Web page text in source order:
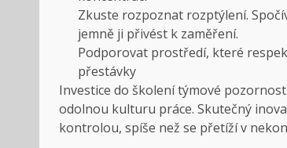
Zkuste rozpoznat rozptýlení.
jemně ji přivést k zaměření.
Podporovat prostředí, které
přestávky
Investice do školení týmové
odolnou kulturu práce. Skutečný
kontrolou, spíše než se přetíží v